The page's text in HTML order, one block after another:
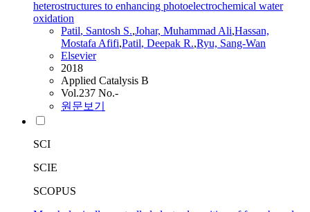
heterostructures to enhancing photoelectrochemical water
oxidation
Patil, Santosh S.,Johar, Muhammad Ali,Hassan,
Mostafa Afifi,Patil, Deepak R.,Ryu, Sang-Wan
Elsevier
2018
Applied Catalysis B
Vol.237 No.-
원문보기
SCI
SCIE
SCOPUS